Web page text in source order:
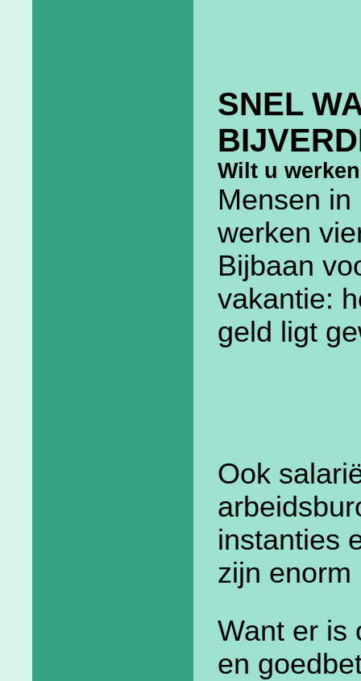
SNEL
Wilt u
Mensen
werken
Bijbaan
vakantie:
geld ligt
Ook
instanties
zijn enorm
Want er is
en